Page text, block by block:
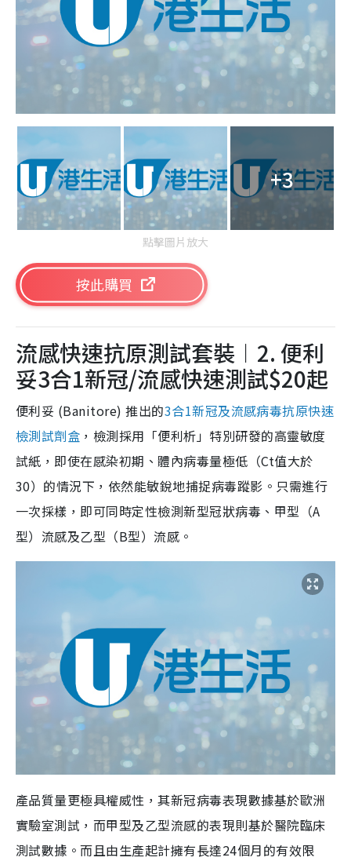
+3
點擊圖片放大
按此購買
流感快速抗原測試套裝︱2. 便利
妥3合1新冠/流感快速測試$20起
便利妥 (Banitore) 推出的3合1新冠及流感病毒抗原快速
檢測試劑盒 ，檢測採用「便利析」特別研發的高靈敏度
試紙，即使在感染初期、體內病毒量極低（Ct值大於
30）的情況下，依然能敏銳地捕捉病毒蹤影。只需進行
一次採樣，即可同時定性檢測新型冠狀病毒、甲型（A
型）流感及乙型（B型）流感。
產品質量更極具權威性，其新冠病毒表現數據基於歐洲
實驗室測試，而甲型及乙型流感的表現則基於醫院臨床
測試數據。而且由生產起計擁有長達24個月的有效限